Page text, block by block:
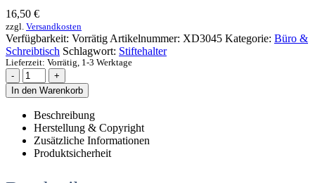
16,50 €
zzgl. Versandkosten
Verfügbarkeit: Vorrätig Artikelnummer: XD3045 Kategorie: Büro &
Schreibtisch Schlagwort: Stiftehalter
Lieferzeit: Vorrätig, 1-3 Werktage
-
+
In den Warenkorb
Beschreibung
Herstellung & Copyright
Zusätzliche Informationen
Produktsicherheit